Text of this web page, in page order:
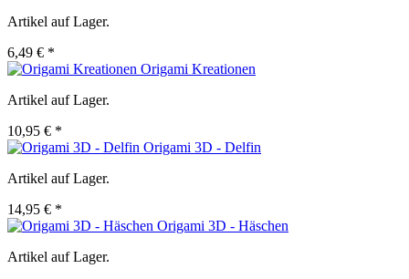
Artikel auf Lager.
6,49 € *
Origami Kreationen
Artikel auf Lager.
10,95 € *
Origami 3D - Delfin
Artikel auf Lager.
14,95 € *
Origami 3D - Häschen
Artikel auf Lager.